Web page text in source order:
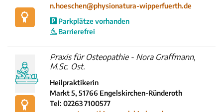
n.hoeschen@physionatura-wipperfuerth.de
Parkplätze vorhanden
Barrierefrei
Praxis für Osteopathie - Nora Graffmann,
M.Sc. Ost.
Heilpraktikerin
Markt 5, 51766 Engelskirchen-Ründeroth
Tel: 02263 7100577